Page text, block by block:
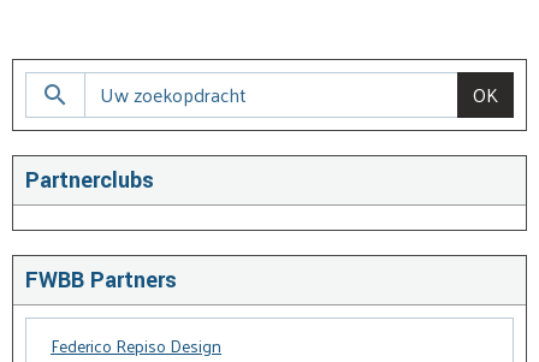
OK
Partnerclubs
FWBB Partners
Federico Repiso Design